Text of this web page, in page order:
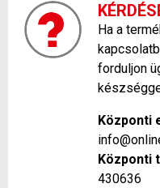
Ha a
forduljon
Központi
Központi
430636